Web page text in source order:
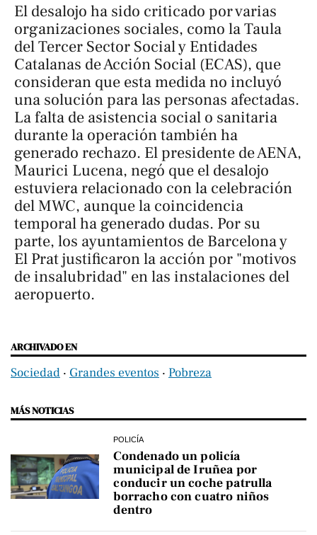
El desalojo ha sido criticado por varias
organizaciones sociales, como la Taula
del Tercer Sector Social y Entidades
Catalanas de Acción Social (ECAS), que
consideran que esta medida no incluyó
una solución para las personas afectadas.
La falta de asistencia social o sanitaria
durante la operación también ha
generado rechazo. El presidente de AENA,
Maurici Lucena, negó que el desalojo
estuviera relacionado con la celebración
del MWC, aunque la coincidencia
temporal ha generado dudas. Por su
parte, los ayuntamientos de Barcelona y
El Prat justificaron la acción por "motivos
de insalubridad" en las instalaciones del
aeropuerto.
ARCHIVADO EN
Sociedad ‧ Grandes eventos ‧ Pobreza
MÁS NOTICIAS
POLICÍA
Condenado un policía
municipal de Iruñea por
conducir un coche patrulla
borracho con cuatro niños
dentro